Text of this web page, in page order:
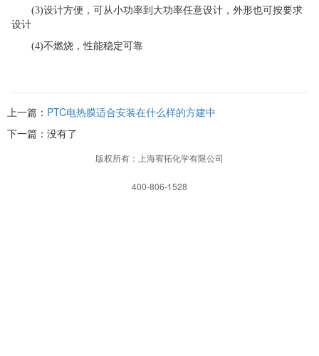
(3)设计方便，可从小功率到大功率任意设计，外形也可按要求
设计
(4)不燃烧，性能稳定可靠
上一篇： PTC电热膜适合安装在什么样的方建中
下一篇：没有了
版权所有：上海宥拓化学有限公司
400-806-1528